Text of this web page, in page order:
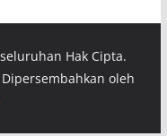
Hak Cipta.
oleh